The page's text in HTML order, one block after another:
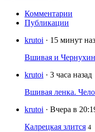
Комментарии
Публикации
krutoi · 15 минут
Вшивая и
krutoi · 3 часа назад
Вшивая ленка.
krutoi · Вчера в
Калрецкая злится 4